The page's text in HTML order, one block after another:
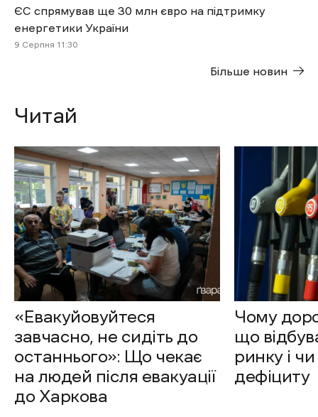
ЄС спрямував ще 30 млн євро на підтримку
енергетики України
9 Cерпня 11:30
Більше новин
Читай
«Евакуйовуйтеся
завчасно, не сидіть до
останнього»: Що чекає
на людей після евакуації
до Харкова
Чому
що
ринку і
дефіциту